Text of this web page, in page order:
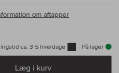
om aftapper
ca. 3-5 hverdage På lager
Læg i kurv